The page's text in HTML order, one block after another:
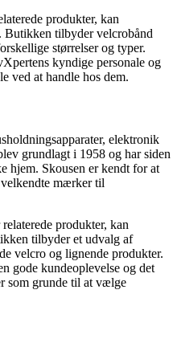
produkter, kan
Butikken tilbyder velcrobånd
størrelser og typer.
kyndige personale og
ved at handle hos dem.
elektronik
grundlagt i 1958 og har siden
hjem. Skousen er kendt for at
mærker til
produkter, kan
tilbyder et udvalg af
velcro og lignende produkter.
gode kundeoplevelse og det
som grunde til at vælge